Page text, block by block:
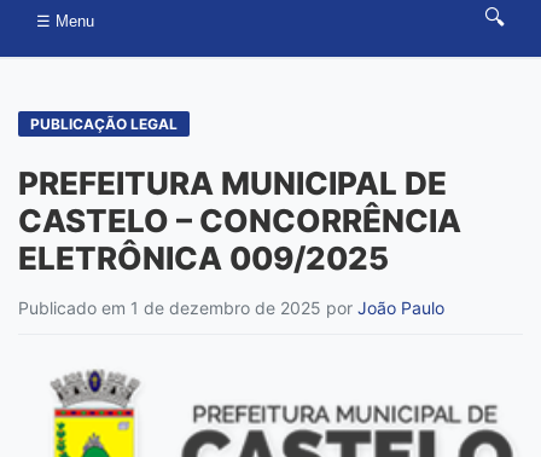
☰ Menu 🔍
PUBLICAÇÃO LEGAL
PREFEITURA MUNICIPAL DE
CASTELO – CONCORRÊNCIA
ELETRÔNICA 009/2025
Publicado em 1 de dezembro de 2025 por João Paulo